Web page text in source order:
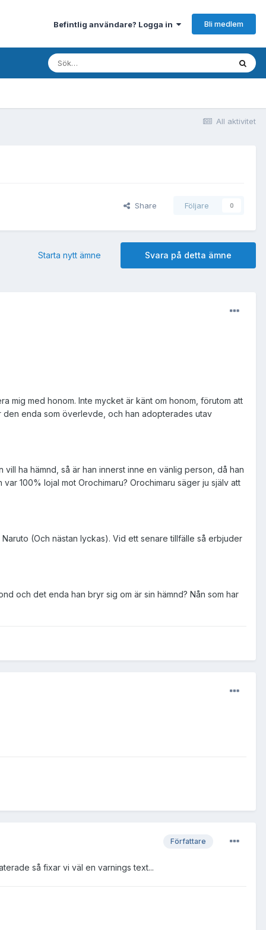
Befintlig användare? Logga in Bli medlem
All aktivitet
Share Följare 0
Svara på detta ämne
Starta nytt ämne
mig med honom. Inte mycket är känt om honom, förutom att
den enda som överlevde, och han adopterades utav
ha hämnd, så är han innerst inne en vänlig person, då han
100% lojal mot Orochimaru? Orochimaru säger ju själv att
(Och nästan lyckas). Vid ett senare tillfälle så erbjuder
och det enda han bryr sig om är sin hämnd? Nån som har
Författare
så fixar vi väl en varnings text...